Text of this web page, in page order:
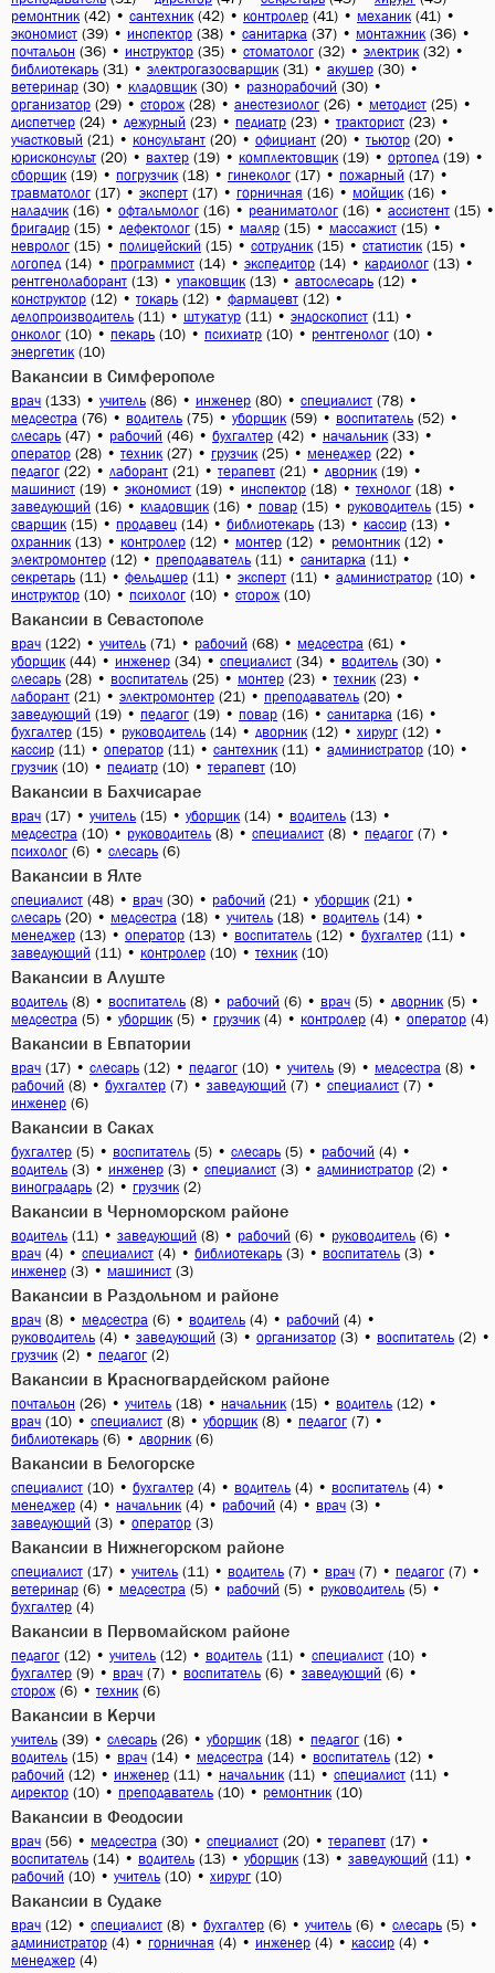
ремонтник (42) • сантехник (42) • контролер (41) • механик (41) •
экономист (39) • инспектор (38) • санитарка (37) • монтажник (36) •
почтальон (36) • инструктор (35) • стоматолог (32) • электрик (32) •
библиотекарь (31) • электрогазосварщик (31) • акушер (30) •
ветеринар (30) • кладовщик (30) • разнорабочий (30) •
организатор (29) • сторож (28) • анестезиолог (26) • методист (25) •
диспетчер (24) • дежурный (23) • педиатр (23) • тракторист (23) •
участковый (21) • консультант (20) • официант (20) • тьютор (20) •
юрисконсульт (20) • вахтер (19) • комплектовщик (19) • ортопед (19) •
сборщик (19) • погрузчик (18) • гинеколог (17) • пожарный (17) •
травматолог (17) • эксперт (17) • горничная (16) • мойщик (16) •
наладчик (16) • офтальмолог (16) • реаниматолог (16) • ассистент (15) •
бригадир (15) • дефектолог (15) • маляр (15) • массажист (15) •
невролог (15) • полицейский (15) • сотрудник (15) • статистик (15) •
логопед (14) • программист (14) • экспедитор (14) • кардиолог (13) •
рентгенолаборант (13) • упаковщик (13) • автослесарь (12) •
конструктор (12) • токарь (12) • фармацевт (12) •
делопроизводитель (11) • штукатур (11) • эндоскопист (11) •
онколог (10) • пекарь (10) • психиатр (10) • рентгенолог (10) •
энергетик (10)
Вакансии в Симферополе
врач (133) • учитель (86) • инженер (80) • специалист (78) •
медсестра (76) • водитель (75) • уборщик (59) • воспитатель (52) •
слесарь (47) • рабочий (46) • бухгалтер (42) • начальник (33) •
оператор (28) • техник (27) • грузчик (25) • менеджер (22) •
педагог (22) • лаборант (21) • терапевт (21) • дворник (19) •
машинист (19) • экономист (19) • инспектор (18) • технолог (18) •
заведующий (16) • кладовщик (16) • повар (15) • руководитель (15) •
сварщик (15) • продавец (14) • библиотекарь (13) • кассир (13) •
охранник (13) • контролер (12) • монтер (12) • ремонтник (12) •
электромонтер (12) • преподаватель (11) • санитарка (11) •
секретарь (11) • фельдшер (11) • эксперт (11) • администратор (10) •
инструктор (10) • психолог (10) • сторож (10)
Вакансии в Севастополе
врач (122) • учитель (71) • рабочий (68) • медсестра (61) •
уборщик (44) • инженер (34) • специалист (34) • водитель (30) •
слесарь (28) • воспитатель (25) • монтер (23) • техник (23) •
лаборант (21) • электромонтер (21) • преподаватель (20) •
заведующий (19) • педагог (19) • повар (16) • санитарка (16) •
бухгалтер (15) • руководитель (14) • дворник (12) • хирург (12) •
кассир (11) • оператор (11) • сантехник (11) • администратор (10) •
грузчик (10) • педиатр (10) • терапевт (10)
Вакансии в Бахчисарае
врач (17) • учитель (15) • уборщик (14) • водитель (13) •
медсестра (10) • руководитель (8) • специалист (8) • педагог (7) •
психолог (6) • слесарь (6)
Вакансии в Ялте
специалист (48) • врач (30) • рабочий (21) • уборщик (21) •
слесарь (20) • медсестра (18) • учитель (18) • водитель (14) •
менеджер (13) • оператор (13) • воспитатель (12) • бухгалтер (11) •
заведующий (11) • контролер (10) • техник (10)
Вакансии в Алуште
водитель (8) • воспитатель (8) • рабочий (6) • врач (5) • дворник (5) •
медсестра (5) • уборщик (5) • грузчик (4) • контролер (4) • оператор (4)
Вакансии в Евпатории
врач (17) • слесарь (12) • педагог (10) • учитель (9) • медсестра (8) •
рабочий (8) • бухгалтер (7) • заведующий (7) • специалист (7) •
инженер (6)
Вакансии в Саках
бухгалтер (5) • воспитатель (5) • слесарь (5) • рабочий (4) •
водитель (3) • инженер (3) • специалист (3) • администратор (2) •
виноградарь (2) • грузчик (2)
Вакансии в Черноморском районе
водитель (11) • заведующий (8) • рабочий (6) • руководитель (6) •
врач (4) • специалист (4) • библиотекарь (3) • воспитатель (3) •
инженер (3) • машинист (3)
Вакансии в Раздольном и районе
врач (8) • медсестра (6) • водитель (4) • рабочий (4) •
руководитель (4) • заведующий (3) • организатор (3) • воспитатель (2) •
грузчик (2) • педагог (2)
Вакансии в Красногвардейском районе
почтальон (26) • учитель (18) • начальник (15) • водитель (12) •
врач (10) • специалист (8) • уборщик (8) • педагог (7) •
библиотекарь (6) • дворник (6)
Вакансии в Белогорске
специалист (10) • бухгалтер (4) • водитель (4) • воспитатель (4) •
менеджер (4) • начальник (4) • рабочий (4) • врач (3) •
заведующий (3) • оператор (3)
Вакансии в Нижнегорском районе
специалист (17) • учитель (11) • водитель (7) • врач (7) • педагог (7) •
ветеринар (6) • медсестра (5) • рабочий (5) • руководитель (5) •
бухгалтер (4)
Вакансии в Первомайском районе
педагог (12) • учитель (12) • водитель (11) • специалист (10) •
бухгалтер (9) • врач (7) • воспитатель (6) • заведующий (6) •
сторож (6) • техник (6)
Вакансии в Керчи
учитель (39) • слесарь (26) • уборщик (18) • педагог (16) •
водитель (15) • врач (14) • медсестра (14) • воспитатель (12) •
рабочий (12) • инженер (11) • начальник (11) • специалист (11) •
директор (10) • преподаватель (10) • ремонтник (10)
Вакансии в Феодосии
врач (56) • медсестра (30) • специалист (20) • терапевт (17) •
воспитатель (14) • водитель (13) • уборщик (13) • заведующий (11) •
рабочий (10) • учитель (10) • хирург (10)
Вакансии в Судаке
врач (12) • специалист (8) • бухгалтер (6) • учитель (6) • слесарь (5) •
администратор (4) • горничная (4) • инженер (4) • кассир (4) •
менеджер (4)